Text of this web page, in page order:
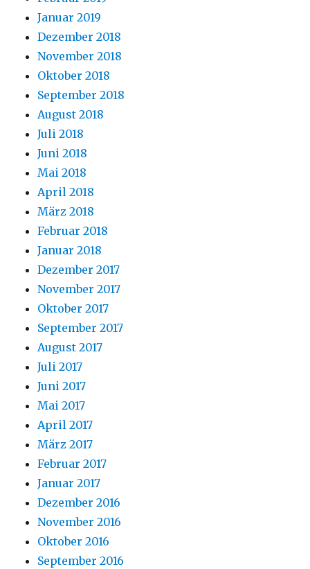
Januar 2019
Dezember 2018
November 2018
Oktober 2018
September 2018
August 2018
Juli 2018
Juni 2018
Mai 2018
April 2018
März 2018
Februar 2018
Januar 2018
Dezember 2017
November 2017
Oktober 2017
September 2017
August 2017
Juli 2017
Juni 2017
Mai 2017
April 2017
März 2017
Februar 2017
Januar 2017
Dezember 2016
November 2016
Oktober 2016
September 2016